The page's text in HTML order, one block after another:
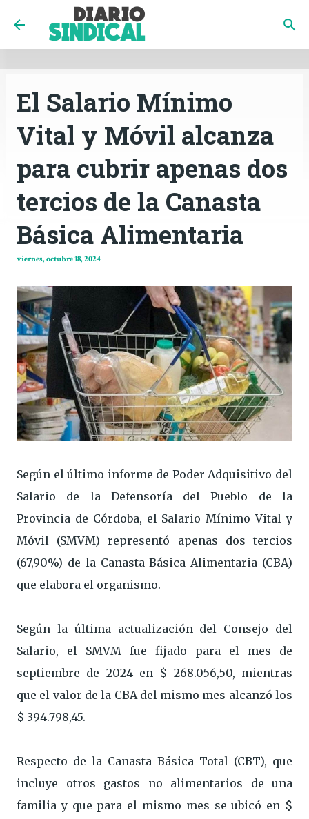
INICIO CÓRDOBA
Ir al contenido principal
El Salario Mínimo
Vital y Móvil alcanza
para cubrir apenas dos
tercios de la Canasta
Básica Alimentaria
viernes, octubre 18, 2024
Según el último informe de Poder Adquisitivo del
Salario de la Defensoría del Pueblo de la
Provincia de Córdoba, el Salario Mínimo Vital y
Móvil (SMVM) representó apenas dos tercios
(67,90%) de la Canasta Básica Alimentaria (CBA)
que elabora el organismo.
Según la última actualización del Consejo del
Salario, el SMVM fue fijado para el mes de
septiembre de 2024 en $ 268.056,50, mientras
que el valor de la CBA del mismo mes alcanzó los
$ 394.798,45.
Respecto de la Canasta Básica Total (CBT), que
incluye otros gastos no alimentarios de una
familia y que para el mismo mes se ubicó en $